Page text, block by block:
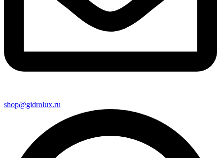
shop@gidrolux.ru